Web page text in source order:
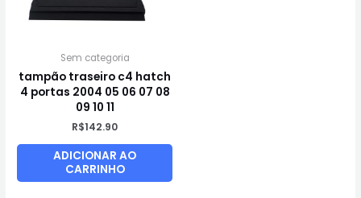
Sem categoria
tampão traseiro c4 hatch
4 portas 2004 05 06 07 08
09 10 11
R$142.90
ADICIONAR AO
CARRINHO